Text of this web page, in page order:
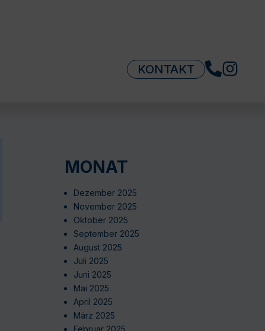
KONTAKT
MONAT
Dezember 2025
November 2025
Oktober 2025
September 2025
August 2025
Juli 2025
Juni 2025
Mai 2025
April 2025
März 2025